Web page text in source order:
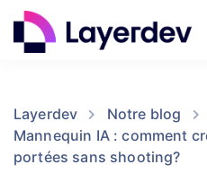
Layerdev Notre blog
Mannequin IA : comment
portées sans shooting?